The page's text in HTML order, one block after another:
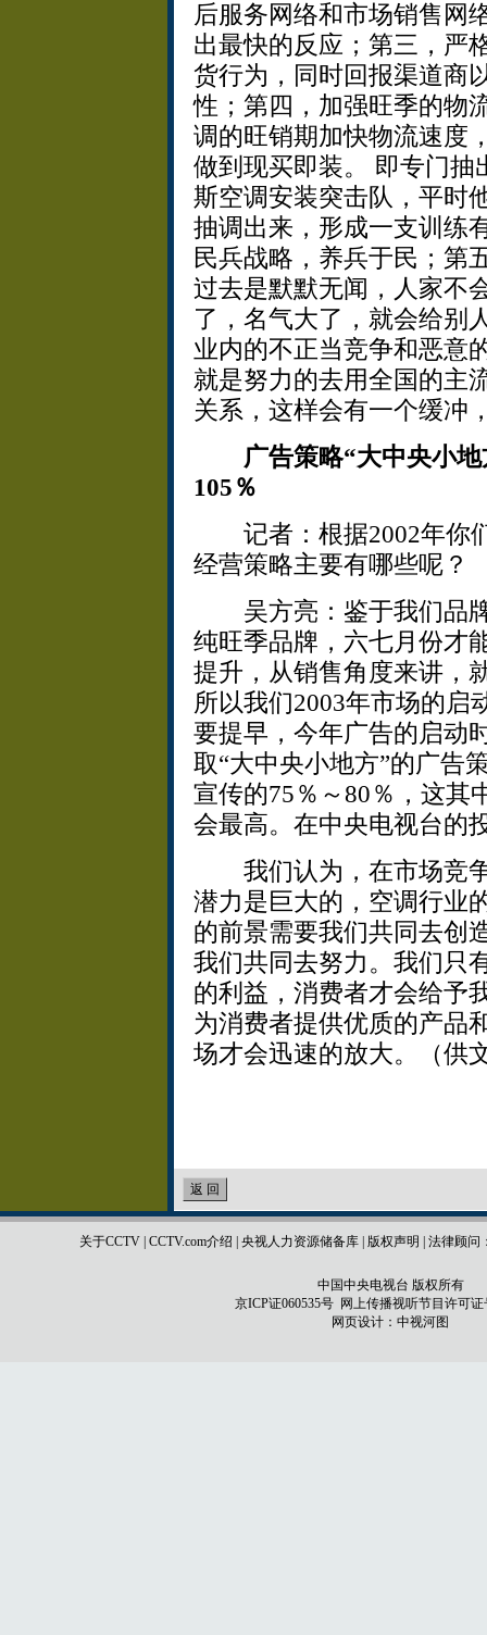
后服务网络和市场销售网
出最快的反应；第三，严
货行为，同时回报渠道商
性；第四，加强旺季的物
调的旺销期加快物流速度
做到现买即装。 即专门抽
斯空调安装突击队，平时
抽调出来，形成一支训练
民兵战略，养兵于民；第
过去是默默无闻，人家不
了，名气大了，就会给别
业内的不正当竞争和恶意
就是努力的去用全国的主
关系，这样会有一个缓冲
广告策略“大中央小
105％
记者：根据2002年你们
经营策略主要有哪些呢？
吴方亮：鉴于我们品牌
纯旺季品牌，六七月份才
提升，从销售角度来讲，
所以我们2003年市场的启
要提早，今年广告的启动
取“大中央小地方”的广告
宣传的75％～80％，这其
会最高。在中央电视台的
我们认为，在市场竞争
潜力是巨大的，空调行业
的前景需要我们共同去创
我们共同去努力。我们只
的利益，消费者才会给予
为消费者提供优质的产品
场才会迅速的放大。（供
关于CCTV| CCTV.com介绍 央视人力资源储备库| 版权声明 法律顾问
中国中央电视台 版权所有
京ICP证060535号 网上传播视听节目许可证
网页设计： 中视河图